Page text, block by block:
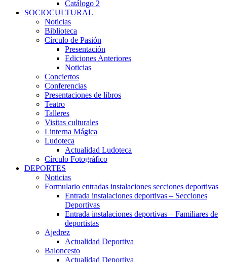
Catálogo 2
SOCIOCULTURAL
Noticias
Biblioteca
Círculo de Pasión
Presentación
Ediciones Anteriores
Noticias
Conciertos
Conferencias
Presentaciones de libros
Teatro
Talleres
Visitas culturales
Linterna Mágica
Ludoteca
Actualidad Ludoteca
Círculo Fotográfico
DEPORTES
Noticias
Formulario entradas instalaciones secciones deportivas
Entrada instalaciones deportivas – Secciones
Deportivas
Entrada instalaciones deportivas – Familiares de
deportistas
Ajedrez
Actualidad Deportiva
Baloncesto
Actualidad Deportiva